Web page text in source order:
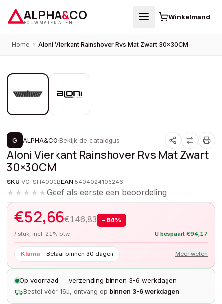
ALPHA&CO
BOUWMATERIALEN
Winkelmand
Home › Aloni Vierkant Rainshover Rvs Mat Zwart 30×30CM
PROMOTIE
G ALPHA&CO·Bekijk de catalogus
Aloni Vierkant Rainshover Rvs Mat Zwart
30×30CM
SKU VG-SH4030BEAN 5404024106246
★★★★★Geef als eerste een beoordeling
€52,66€146,83 − 64%
/ stuk, incl. 21% btw U bespaart €94,17
Klarna · Betaal binnen 30 dagen Meer weten
Op voorraad — verzending binnen 3-6 werkdagen
Bestel vóór 16u, ontvang op binnen 3-6 werkdagen